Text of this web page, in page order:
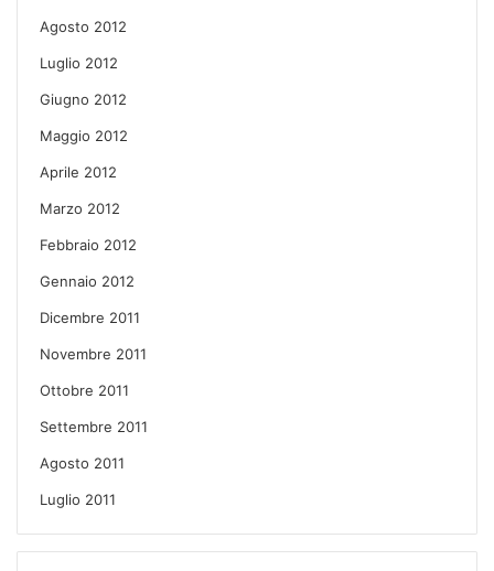
Agosto 2012
Luglio 2012
Giugno 2012
Maggio 2012
Aprile 2012
Marzo 2012
Febbraio 2012
Gennaio 2012
Dicembre 2011
Novembre 2011
Ottobre 2011
Settembre 2011
Agosto 2011
Luglio 2011